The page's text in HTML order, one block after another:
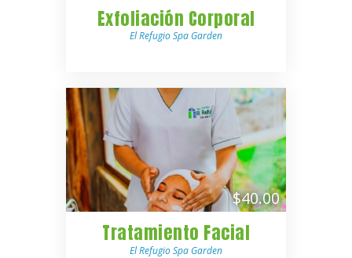
Exfoliación Corporal
El Refugio Spa Garden
$40.00
Tratamiento Facial
El Refugio Spa Garden